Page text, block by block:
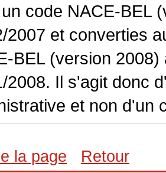
code NACE-BEL
2007 et converties
BEL (version
2008. Il s'agit donc
et non d'un
la page Retour